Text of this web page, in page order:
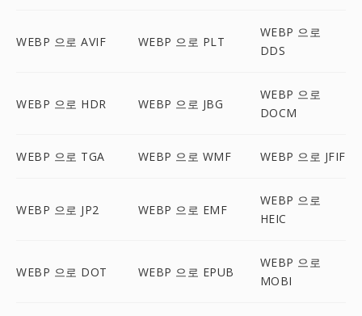
WEBP 으로 AVIF WEBP 으로 PLT
WEBP 으로
DDS
WEBP 으로 HDR WEBP 으로 JBG
WEBP 으로
DOCM
WEBP 으로 TGA WEBP 으로 WMF WEBP 으로 JFIF
WEBP 으로 JP2 WEBP 으로 EMF
WEBP 으로
HEIC
WEBP 으로 DOT WEBP 으로 EPUB
WEBP 으로
MOBI